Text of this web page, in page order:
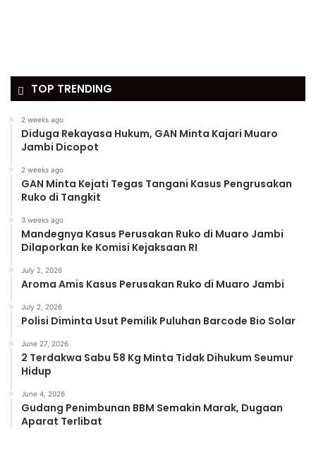
TOP TRENDING
2 weeks ago
Diduga Rekayasa Hukum, GAN Minta Kajari Muaro
Jambi Dicopot
2 weeks ago
GAN Minta Kejati Tegas Tangani Kasus Pengrusakan
Ruko di Tangkit
3 weeks ago
Mandegnya Kasus Perusakan Ruko di Muaro Jambi
Dilaporkan ke Komisi Kejaksaan RI
July 2, 2026
Aroma Amis Kasus Perusakan Ruko di Muaro Jambi
July 2, 2026
Polisi Diminta Usut Pemilik Puluhan Barcode Bio Solar
June 27, 2026
2 Terdakwa Sabu 58 Kg Minta Tidak Dihukum Seumur
Hidup
June 4, 2026
Gudang Penimbunan BBM Semakin Marak, Dugaan
Aparat Terlibat